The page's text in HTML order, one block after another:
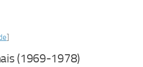
]
(1969-1978)